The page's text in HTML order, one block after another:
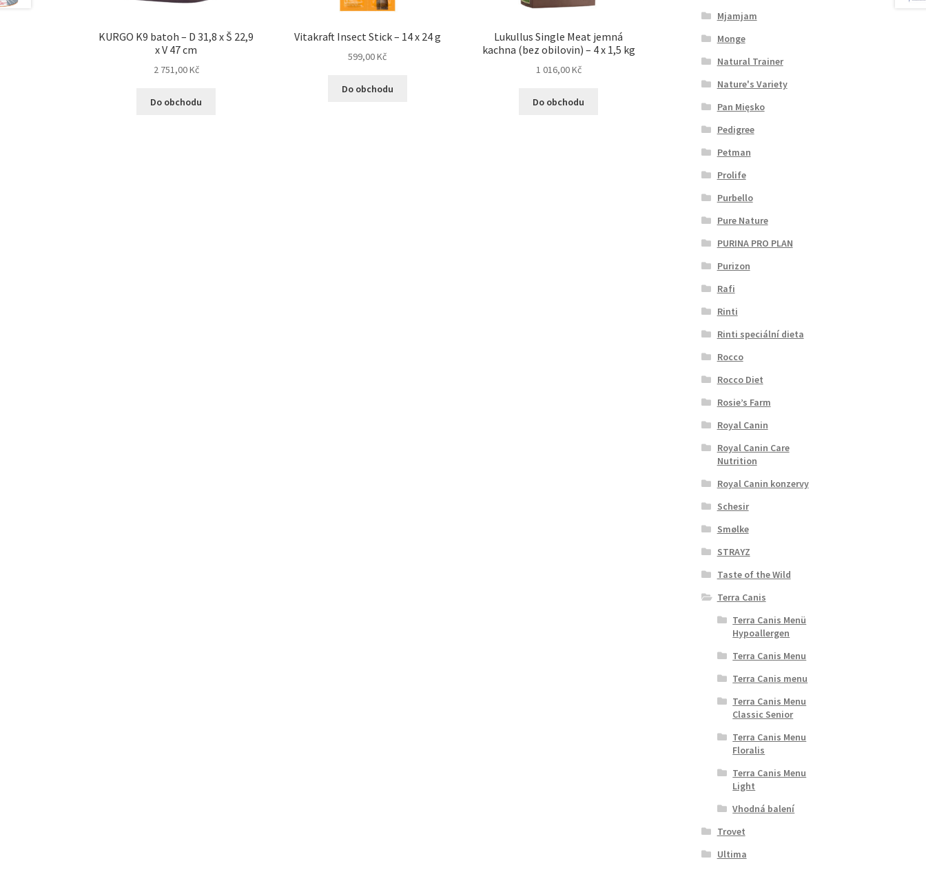
KURGO K9 batoh – D 31,8 x Š 22,9
x V 47 cm
2 751,00Kč
Do obchodu
Vitakraft Insect Stick – 14 x 24 g
599,00Kč
Do obchodu
Lukullus Single Meat jemná
kachna (bez obilovin) – 4 x 1,5 kg
1 016,00Kč
Do obchodu
Mjamjam
Monge
Natural Trainer
Nature's Variety
Pan Mięsko
Pedigree
Petman
Prolife
Purbello
Pure Nature
PURINA PRO PLAN
Purizon
Rafi
Rinti
Rinti speciální dieta
Rocco
Rocco Diet
Rosie’s Farm
Royal Canin
Royal Canin Care
Nutrition
Royal Canin konzervy
Schesir
Smølke
STRAYZ
Taste of the Wild
Terra Canis
Terra Canis Menü
Hypoallergen
Terra Canis Menu
Terra Canis menu
Terra Canis Menu
Classic Senior
Terra Canis Menu
Floralis
Terra Canis Menu
Light
Vhodná balení
Trovet
Ultima